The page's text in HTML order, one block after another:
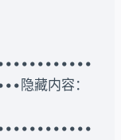
隐藏内容：